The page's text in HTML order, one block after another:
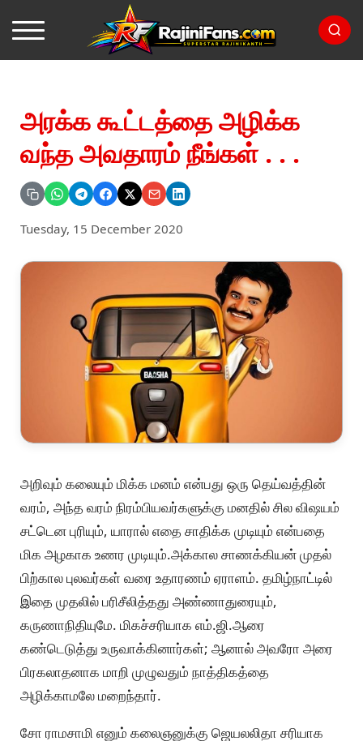
அரக்க கூட்டத்தை அழிக்க
வந்த அவதாரம் நீங்கள் . . .
Tuesday, 15 December 2020
அறிவும் கலையும் மிக்க மனம் என்பது ஒரு தெய்வத்தின்
வரம், அந்த வரம் நிரம்பியவர்களுக்கு மனதில் சில விஷயம்
சட்டென புரியும், யாரால் எதை சாதிக்க முடியும் என்பதை
மிக அழகாக உணர முடியும்.அக்கால சாணக்கியன் முதல்
பிற்கால புலவர்கள் வரை உதாரணம் ஏராளம். தமிழ்நாட்டில்
இதை முதலில் பரிசீலித்தது அண்ணாதுரையும்,
கருணாநிதியுமே. மிகச்சரியாக எம்.ஜி.ஆரை
கண்டெடுத்து உருவாக்கினார்கள்; ஆனால் அவரோ அரை
பிரகலாதனாக மாறி முழுவதும் நாத்திகத்தை
அழிக்காமலே மறைந்தார்.
சோ ராமசாமி எனும் கலைஞனுக்கு ஜெயலலிதா சரியாக